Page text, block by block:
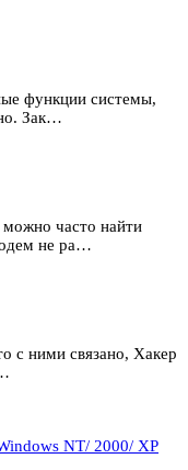
функции системы,
Зак…
часто найти
не ра…
с ними связано, Хакер
NT/ 2000/ XP